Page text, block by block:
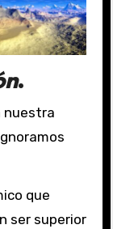
.
nuestra
que
ser superior